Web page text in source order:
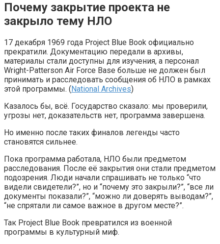
Почему закрытие проекта не
закрыло тему НЛО
17 декабря 1969 года Project Blue Book официально
прекратили. Документацию передали в архивы,
материалы стали доступны для изучения, а персонал
Wright-Patterson Air Force Base больше не должен был
принимать и расследовать сообщения об НЛО в рамках
этой программы. (National Archives)
Казалось бы, всё. Государство сказало: мы проверили,
угрозы нет, доказательств нет, программа завершена.
Но именно после таких финалов легенды часто
становятся сильнее.
Пока программа работала, НЛО были предметом
расследования. После её закрытия они стали предметом
подозрения. Люди начали спрашивать не только “что
видели свидетели?”, но и “почему это закрыли?”, “все ли
документы показали?”, “можно ли доверять выводам?”,
“не спрятали ли самое важное в другом месте?”.
Так Project Blue Book превратился из военной
программы в культурный миф.